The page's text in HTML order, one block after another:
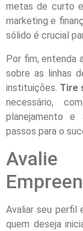
metas de curto
marketing e
sólido é crucial
Por fim, entenda
sobre as linhas
instituições. Tire
necessário,
planejamento e
passos para o
Avaliar seu perfil
quem deseja